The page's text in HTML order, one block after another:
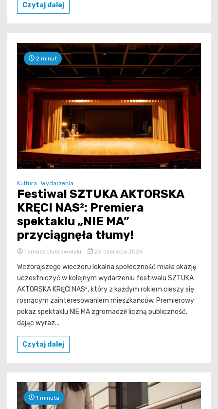
Czytaj dalej
2 minut
Kultura Wydarzenia
Festiwal SZTUKA AKTORSKA
KRĘCI NAS²: Premiera
spektaklu „NIE MA”
przyciągnęła tłumy!
Tomasz Dobrowolski 25 czerwca 2026
Wczorajszego wieczoru lokalna społeczność miała okazję
uczestniczyć w kolejnym wydarzeniu festiwalu SZTUKA
AKTORSKA KRĘCI NAS², który z każdym rokiem cieszy się
rosnącym zainteresowaniem mieszkańców. Premierowy
pokaz spektaklu NIE MA zgromadził liczną publiczność,
dając wyraz...
Czytaj dalej
1 minuta